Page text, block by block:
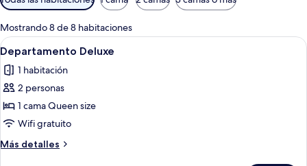
disponibles
para
las
habitaciones
Mostrando 8 de 8 habitaciones
Abrir
todas
las
fotos
de
Departamento
Deluxe
Una habitación de hotel con una
4
Departamento Deluxe
1 habitación
2 personas
1 cama Queen size
Wifi gratuito
Más detalles
Más